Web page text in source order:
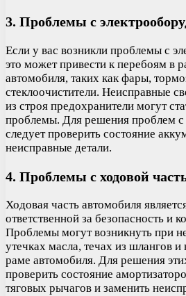
3. Проблемы с
Если у вас возникли проблемы с
это может привести к перебоям в
автомобиля, таких как фары,
стеклоочистители. Неисправные
из строя предохранители могут
проблемы. Для решения проблем с
следует проверить состояние
неисправные детали.
4. Проблемы с ходовой
Ходовая часть автомобиля
ответственной за безопасность и
Проблемы могут возникнуть при
утечках масла, течах из шлангов
раме автомобиля. Для решения
проверить состояние
тяговых рычагов и заменить